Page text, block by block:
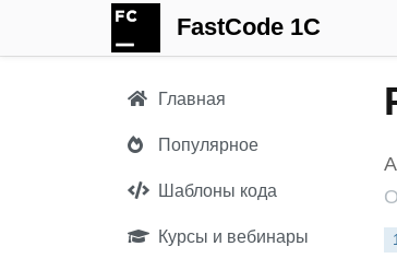
FastCode 1C
Главная
Популярное
Шаблоны кода
Курсы и вебинары